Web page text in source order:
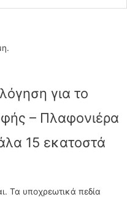
για το
– Πλαφονιέρα
15 εκατοστά
Τα υποχρεωτικά πεδία